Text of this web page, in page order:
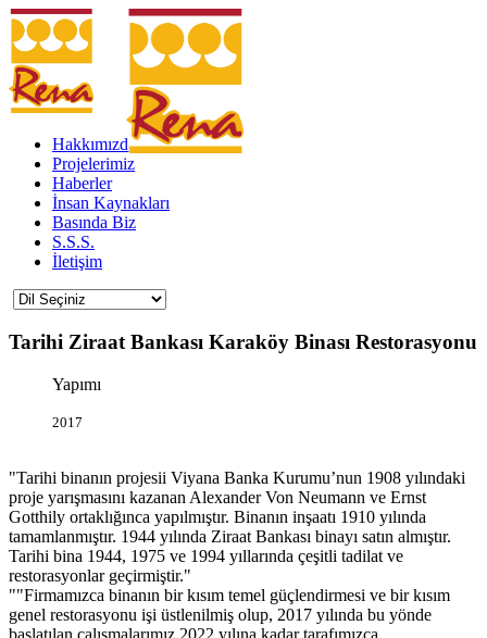
Hakkımızda
Projelerimiz
Haberler
İnsan Kaynakları
Basında Biz
S.S.S.
İletişim
Tarihi Ziraat Bankası Karaköy Binası Restorasyonu
Yapımı
2017
Tarihi binanın projesii Viyana Banka Kurumu’nun 1908 yılındaki
proje yarışmasını kazanan Alexander Von Neumann ve Ernst
Gotthily ortaklığınca yapılmıştır. Binanın inşaatı 1910 yılında
tamamlanmıştır. 1944 yılında Ziraat Bankası binayı satın almıştır.
Tarihi bina 1944, 1975 ve 1994 yıllarında çeşitli tadilat ve
restorasyonlar geçirmiştir.
"Firmamızca binanın bir kısım temel güçlendirmesi ve bir kısım
genel restorasyonu işi üstlenilmiş olup, 2017 yılında bu yönde
başlatılan çalışmalarımız 2022 yılına kadar tarafımızca